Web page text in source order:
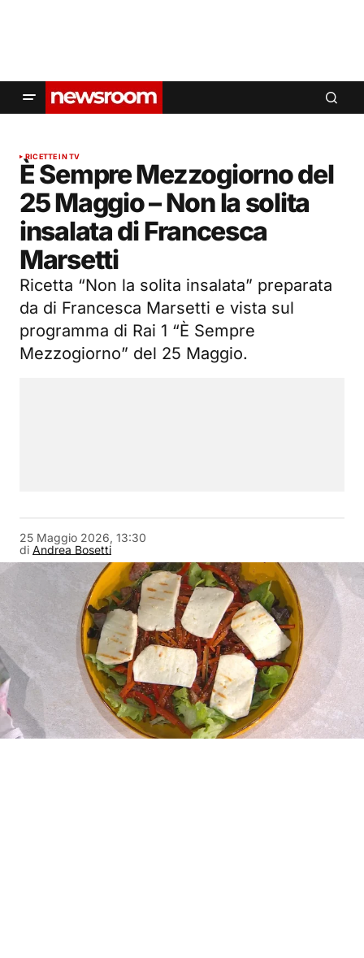
RICETTE IN TV
È Sempre Mezzogiorno del
25 Maggio – Non la solita
insalata di Francesca
Marsetti
Ricetta “Non la solita insalata” preparata
da di Francesca Marsetti e vista sul
programma di Rai 1 “È Sempre
Mezzogiorno” del 25 Maggio.
di Andrea Bosetti
25 Maggio 2026, 13:30